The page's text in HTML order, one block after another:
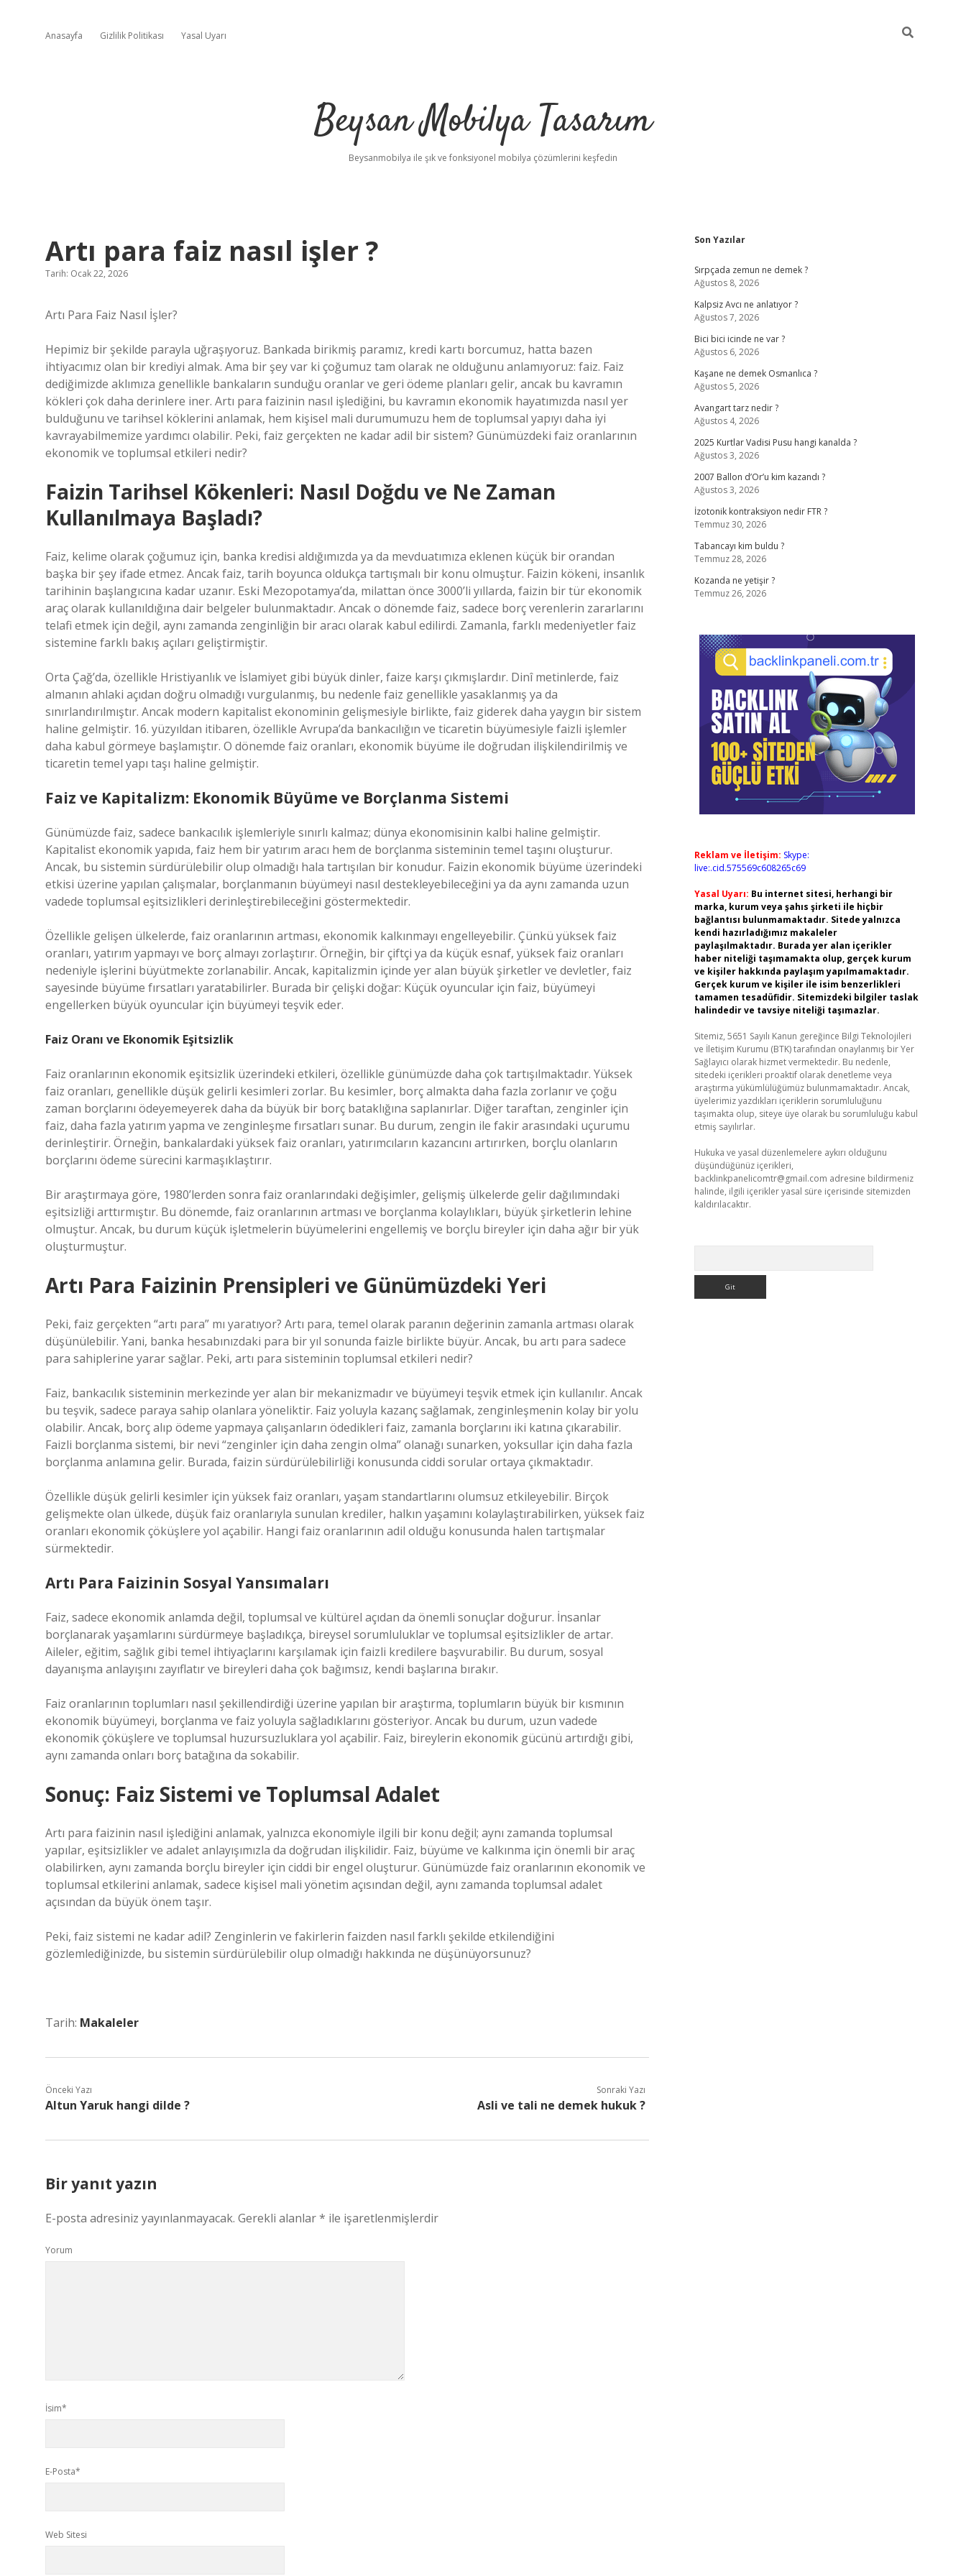
Anasayfa Gizlilik Politikası Yasal Uyarı
Beysan Mobilya Tasarım
Beysanmobilya ile şık ve fonksiyonel mobilya çözümlerini keşfedin
Artı para faiz nasıl işler ?
Tarih: Ocak 22, 2026
Artı Para Faiz Nasıl İşler?
Hepimiz bir şekilde parayla uğraşıyoruz. Bankada birikmiş paramız, kredi kartı borcumuz, hatta bazen
ihtiyacımız olan bir krediyi almak. Ama bir şey var ki çoğumuz tam olarak ne olduğunu anlamıyoruz: faiz. Faiz
dediğimizde aklımıza genellikle bankaların sunduğu oranlar ve geri ödeme planları gelir, ancak bu kavramın
kökleri çok daha derinlere iner. Artı para faizinin nasıl işlediğini, bu kavramın ekonomik hayatımızda nasıl yer
bulduğunu ve tarihsel köklerini anlamak, hem kişisel mali durumumuzu hem de toplumsal yapıyı daha iyi
kavrayabilmemize yardımcı olabilir. Peki, faiz gerçekten ne kadar adil bir sistem? Günümüzdeki faiz oranlarının
ekonomik ve toplumsal etkileri nedir?
Faizin Tarihsel Kökenleri: Nasıl Doğdu ve Ne Zaman
Kullanılmaya Başladı?
Faiz, kelime olarak çoğumuz için, banka kredisi aldığımızda ya da mevduatımıza eklenen küçük bir orandan
başka bir şey ifade etmez. Ancak faiz, tarih boyunca oldukça tartışmalı bir konu olmuştur. Faizin kökeni, insanlık
tarihinin başlangıcına kadar uzanır. Eski Mezopotamya’da, milattan önce 3000’li yıllarda, faizin bir tür ekonomik
araç olarak kullanıldığına dair belgeler bulunmaktadır. Ancak o dönemde faiz, sadece borç verenlerin zararlarını
telafi etmek için değil, aynı zamanda zenginliğin bir aracı olarak kabul edilirdi. Zamanla, farklı medeniyetler faiz
sistemine farklı bakış açıları geliştirmiştir.
Orta Çağ’da, özellikle Hristiyanlık ve İslamiyet gibi büyük dinler, faize karşı çıkmışlardır. Dinî metinlerde, faiz
almanın ahlaki açıdan doğru olmadığı vurgulanmış, bu nedenle faiz genellikle yasaklanmış ya da
sınırlandırılmıştır. Ancak modern kapitalist ekonominin gelişmesiyle birlikte, faiz giderek daha yaygın bir sistem
haline gelmiştir. 16. yüzyıldan itibaren, özellikle Avrupa’da bankacılığın ve ticaretin büyümesiyle faizli işlemler
daha kabul görmeye başlamıştır. O dönemde faiz oranları, ekonomik büyüme ile doğrudan ilişkilendirilmiş ve
ticaretin temel yapı taşı haline gelmiştir.
Faiz ve Kapitalizm: Ekonomik Büyüme ve Borçlanma Sistemi
Günümüzde faiz, sadece bankacılık işlemleriyle sınırlı kalmaz; dünya ekonomisinin kalbi haline gelmiştir.
Kapitalist ekonomik yapıda, faiz hem bir yatırım aracı hem de borçlanma sisteminin temel taşını oluşturur.
Ancak, bu sistemin sürdürülebilir olup olmadığı hala tartışılan bir konudur. Faizin ekonomik büyüme üzerindeki
etkisi üzerine yapılan çalışmalar, borçlanmanın büyümeyi nasıl destekleyebileceğini ya da aynı zamanda uzun
vadede toplumsal eşitsizlikleri derinleştirebileceğini göstermektedir.
Özellikle gelişen ülkelerde, faiz oranlarının artması, ekonomik kalkınmayı engelleyebilir. Çünkü yüksek faiz
oranları, yatırım yapmayı ve borç almayı zorlaştırır. Örneğin, bir çiftçi ya da küçük esnaf, yüksek faiz oranları
nedeniyle işlerini büyütmekte zorlanabilir. Ancak, kapitalizmin içinde yer alan büyük şirketler ve devletler, faiz
sayesinde büyüme fırsatları yaratabilirler. Burada bir çelişki doğar: Küçük oyuncular için faiz, büyümeyi
engellerken büyük oyuncular için büyümeyi teşvik eder.
Faiz Oranı ve Ekonomik Eşitsizlik
Faiz oranlarının ekonomik eşitsizlik üzerindeki etkileri, özellikle günümüzde daha çok tartışılmaktadır. Yüksek
faiz oranları, genellikle düşük gelirli kesimleri zorlar. Bu kesimler, borç almakta daha fazla zorlanır ve çoğu
zaman borçlarını ödeyemeyerek daha da büyük bir borç bataklığına saplanırlar. Diğer taraftan, zenginler için
faiz, daha fazla yatırım yapma ve zenginleşme fırsatları sunar. Bu durum, zengin ile fakir arasındaki uçurumu
derinleştirir. Örneğin, bankalardaki yüksek faiz oranları, yatırımcıların kazancını artırırken, borçlu olanların
borçlarını ödeme sürecini karmaşıklaştırır.
Bir araştırmaya göre, 1980’lerden sonra faiz oranlarındaki değişimler, gelişmiş ülkelerde gelir dağılımındaki
eşitsizliği arttırmıştır. Bu dönemde, faiz oranlarının artması ve borçlanma kolaylıkları, büyük şirketlerin lehine
olmuştur. Ancak, bu durum küçük işletmelerin büyümelerini engellemiş ve borçlu bireyler için daha ağır bir yük
oluşturmuştur.
Artı Para Faizinin Prensipleri ve Günümüzdeki Yeri
Peki, faiz gerçekten “artı para” mı yaratıyor? Artı para, temel olarak paranın değerinin zamanla artması olarak
düşünülebilir. Yani, banka hesabınızdaki para bir yıl sonunda faizle birlikte büyür. Ancak, bu artı para sadece
para sahiplerine yarar sağlar. Peki, artı para sisteminin toplumsal etkileri nedir?
Faiz, bankacılık sisteminin merkezinde yer alan bir mekanizmadır ve büyümeyi teşvik etmek için kullanılır. Ancak
bu teşvik, sadece paraya sahip olanlara yöneliktir. Faiz yoluyla kazanç sağlamak, zenginleşmenin kolay bir yolu
olabilir. Ancak, borç alıp ödeme yapmaya çalışanların ödedikleri faiz, zamanla borçlarını iki katına çıkarabilir.
Faizli borçlanma sistemi, bir nevi “zenginler için daha zengin olma” olanağı sunarken, yoksullar için daha fazla
borçlanma anlamına gelir. Burada, faizin sürdürülebilirliği konusunda ciddi sorular ortaya çıkmaktadır.
Özellikle düşük gelirli kesimler için yüksek faiz oranları, yaşam standartlarını olumsuz etkileyebilir. Birçok
gelişmekte olan ülkede, düşük faiz oranlarıyla sunulan krediler, halkın yaşamını kolaylaştırabilirken, yüksek faiz
oranları ekonomik çöküşlere yol açabilir. Hangi faiz oranlarının adil olduğu konusunda halen tartışmalar
sürmektedir.
Artı Para Faizinin Sosyal Yansımaları
Faiz, sadece ekonomik anlamda değil, toplumsal ve kültürel açıdan da önemli sonuçlar doğurur. İnsanlar
borçlanarak yaşamlarını sürdürmeye başladıkça, bireysel sorumluluklar ve toplumsal eşitsizlikler de artar.
Aileler, eğitim, sağlık gibi temel ihtiyaçlarını karşılamak için faizli kredilere başvurabilir. Bu durum, sosyal
dayanışma anlayışını zayıflatır ve bireyleri daha çok bağımsız, kendi başlarına bırakır.
Faiz oranlarının toplumları nasıl şekillendirdiği üzerine yapılan bir araştırma, toplumların büyük bir kısmının
ekonomik büyümeyi, borçlanma ve faiz yoluyla sağladıklarını gösteriyor. Ancak bu durum, uzun vadede
ekonomik çöküşlere ve toplumsal huzursuzluklara yol açabilir. Faiz, bireylerin ekonomik gücünü artırdığı gibi,
aynı zamanda onları borç batağına da sokabilir.
Sonuç: Faiz Sistemi ve Toplumsal Adalet
Artı para faizinin nasıl işlediğini anlamak, yalnızca ekonomiyle ilgili bir konu değil; aynı zamanda toplumsal
yapılar, eşitsizlikler ve adalet anlayışımızla da doğrudan ilişkilidir. Faiz, büyüme ve kalkınma için önemli bir araç
olabilirken, aynı zamanda borçlu bireyler için ciddi bir engel oluşturur. Günümüzde faiz oranlarının ekonomik ve
toplumsal etkilerini anlamak, sadece kişisel mali yönetim açısından değil, aynı zamanda toplumsal adalet
açısından da büyük önem taşır.
Peki, faiz sistemi ne kadar adil? Zenginlerin ve fakirlerin faizden nasıl farklı şekilde etkilendiğini
gözlemlediğinizde, bu sistemin sürdürülebilir olup olmadığı hakkında ne düşünüyorsunuz?
Tarih: Makaleler
Önceki Yazı
Altun Yaruk hangi dilde ?
Sonraki Yazı
Asli ve tali ne demek hukuk ?
Bir yanıt yazın
E-posta adresiniz yayınlanmayacak. Gerekli alanlar* ile işaretlenmişlerdir
Yorum
İsim*
E-Posta*
Web Sitesi
Sidebar
Son Yazılar
Sırpçada zemun ne demek ?
Ağustos 8, 2026
Kalpsiz Avcı ne anlatıyor ?
Ağustos 7, 2026
Bici bici icinde ne var ?
Ağustos 6, 2026
Kaşane ne demek Osmanlıca ?
Ağustos 5, 2026
Avangart tarz nedir ?
Ağustos 4, 2026
2025 Kurtlar Vadisi Pusu hangi kanalda ?
Ağustos 3, 2026
2007 Ballon d’Or’u kim kazandı ?
Ağustos 3, 2026
İzotonik kontraksiyon nedir FTR ?
Temmuz 30, 2026
Tabancayı kim buldu ?
Temmuz 28, 2026
Kozanda ne yetişir ?
Temmuz 26, 2026
Reklam ve İletişim: Skype:
live:.cid.575569c608265c69
Yasal Uyarı: Bu internet sitesi, herhangi bir
marka, kurum veya şahıs şirketi ile hiçbir
bağlantısı bulunmamaktadır. Sitede yalnızca
kendi hazırladığımız makaleler
paylaşılmaktadır. Burada yer alan içerikler
haber niteliği taşımamakta olup, gerçek kurum
ve kişiler hakkında paylaşım yapılmamaktadır.
Gerçek kurum ve kişiler ile isim benzerlikleri
tamamen tesadüfidir. Sitemizdeki bilgiler taslak
halindedir ve tavsiye niteliği taşımazlar.
Sitemiz, 5651 Sayılı Kanun gereğince Bilgi Teknolojileri
ve İletişim Kurumu (BTK) tarafından onaylanmış bir Yer
Sağlayıcı olarak hizmet vermektedir. Bu nedenle,
sitedeki içerikleri proaktif olarak denetleme veya
araştırma yükümlülüğümüz bulunmamaktadır. Ancak,
üyelerimiz yazdıkları içeriklerin sorumluluğunu
taşımakta olup, siteye üye olarak bu sorumluluğu kabul
etmiş sayılırlar.
Hukuka ve yasal düzenlemelere aykırı olduğunu
düşündüğünüz içerikleri,
backlinkpanelicomtr@gmail.com adresine bildirmeniz
halinde, ilgili içerikler yasal süre içerisinde sitemizden
kaldırılacaktır.